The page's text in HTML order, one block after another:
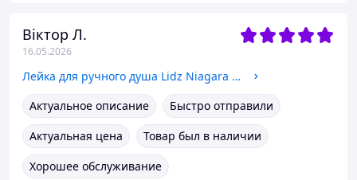
Віктор Л.
16.05.2026
Лейка для ручного душа Lidz Niagara 32 120 мм округлая LDNIA32CRM47554 Chrome
Актуальное описание
Быстро отправили
Актуальная цена
Товар был в наличии
Хорошее обслуживание